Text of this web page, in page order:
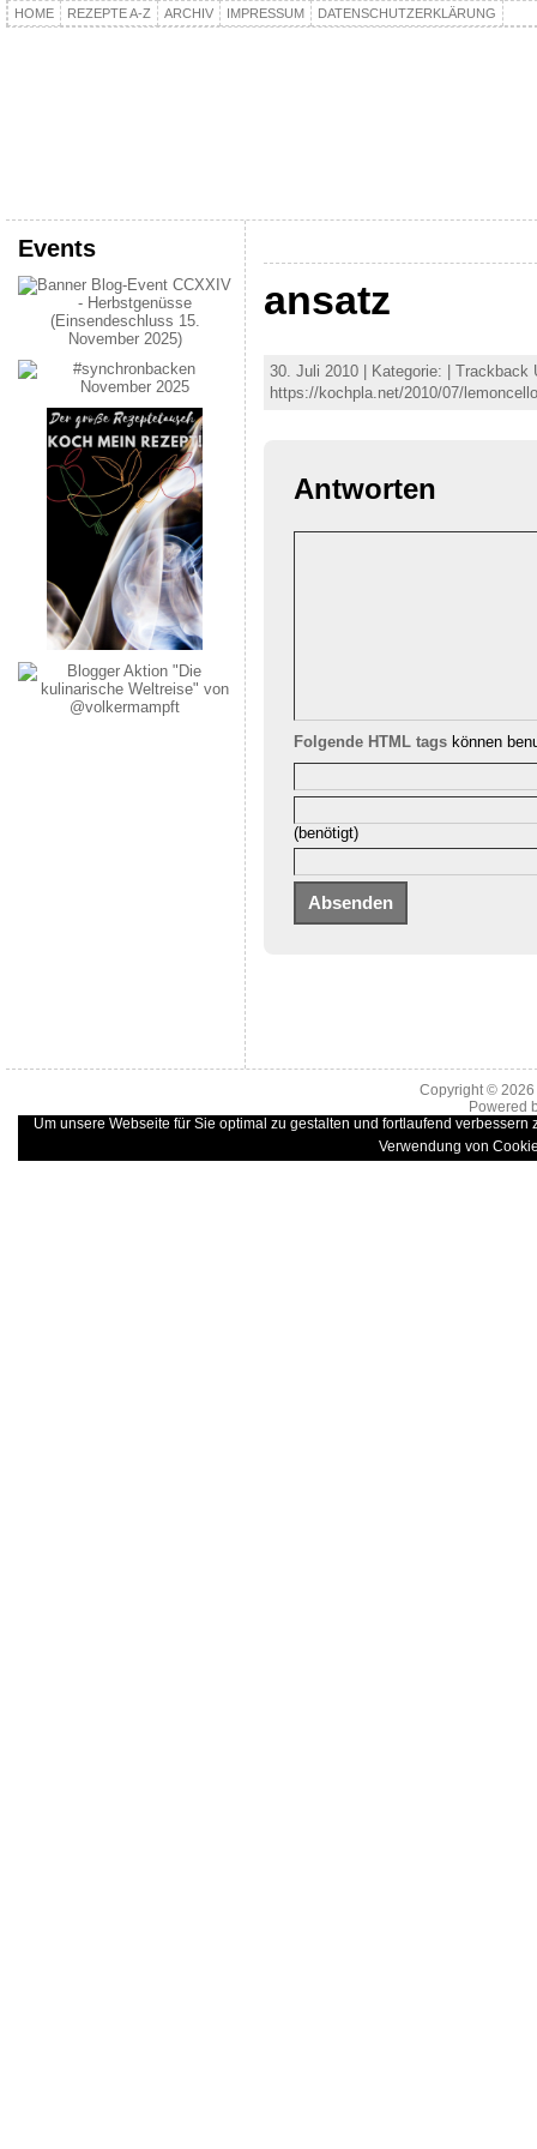
HOME REZEPTE A-Z ARCHIV IMPRESSUM DATENSCHUTZERKLÄRUNG
Events
ansatz
30. Juli 2010 | Kategorie: | Trackback
https://kochpla.net/2010/07/
Antworten
Folgende HTML tagskönnen
(benötigt)
Copyright ©
Powered
Um unsere Webseite für Sie optimal zu gestalten und fortlaufend
Verwendung von